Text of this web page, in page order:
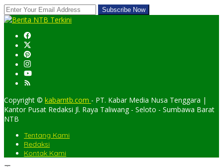
Copyright © kabarntb.com - PT. Kabar Media Nusa Tenggara |
Kantor Pusat Redaksi Jl. Raya Taliwang - Seloto - Sumbawa Barat
NTB
Tentang Kami
Redaksi
Kontak Kami